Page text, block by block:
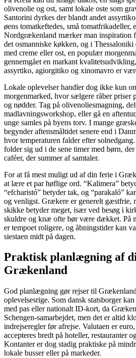
olivenolie og ost, samt lokale oste som
Santorini dyrkes der blandt andet
øens tomatkeftedes, små tomatfrikadeller,
Nordgrækenland mærker man inspiration
det osmanniske køkken, og i Thessaloniki
med creme eller ost, en populær
gennemgået en markant
assyrtiko, agiorgitiko og xinomavro er
Lokale oplevelser handler dog ikke kun
morgenmarked, hvor sælgere råber priser
og nødder. Tag på olivenoliesmagning,
madlavningsworkshop, eller gå en
unge samles på byens torv. I mange
begynder aftensmåltidet senere end i
hvor temperaturen falder efter
folder sig ud i de sene timer med børn,
caféer, der summer af samtaler.
For at få mest muligt ud af din ferie i
at lære et par høflige ord. “Kalimera”
“efcharistó” betyder tak, og “parakaló”
og venligst. Grækere er generelt gæstfrie,
skikke betyder meget, især ved besøg i
skuldre og knæ ofte bør være dækket. På
er tempoet roligere, og åbningstider kan
siestaen midt på dagen.
Praktisk planlægning af
Grækenland
God planlægning gør rejser til
oplevelsesrige. Som dansk statsborger
med pas eller nationalt ID-kort, da
Schengen-samarbejdet, men det er altid
indrejseregler før afrejse. Valutaen er
accepteres bredt på hoteller, restauranter
Kontanter er dog stadig praktiske på
lokale busser eller på markeder.